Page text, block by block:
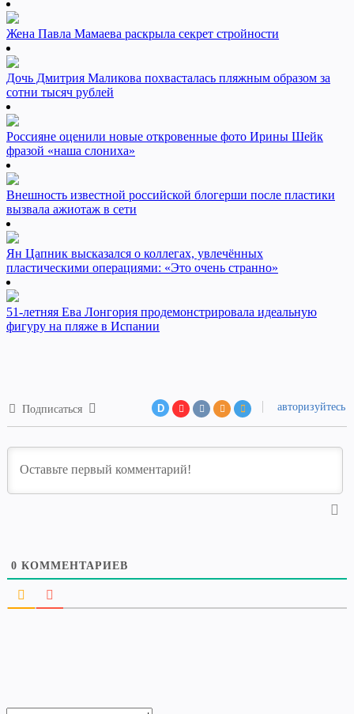
Жена Павла Мамаева раскрыла секрет стройности
Дочь Дмитрия Маликова похвасталась пляжным образом за
сотни тысяч рублей
Россияне оценили новые откровенные фото Ирины Шейк
фразой «наша слониха»
Внешность известной российской блогерши после пластики
вызвала ажиотаж в сети
Ян Цапник высказался о коллегах, увлечённых
пластическими операциями: «Это очень странно»
51-летняя Ева Лонгория продемонстрировала идеальную
фигуру на пляже в Испании
Подписаться D авторизуйтесь
0 КОММЕНТАРИЕВ